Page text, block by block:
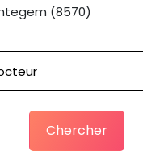
Chercher